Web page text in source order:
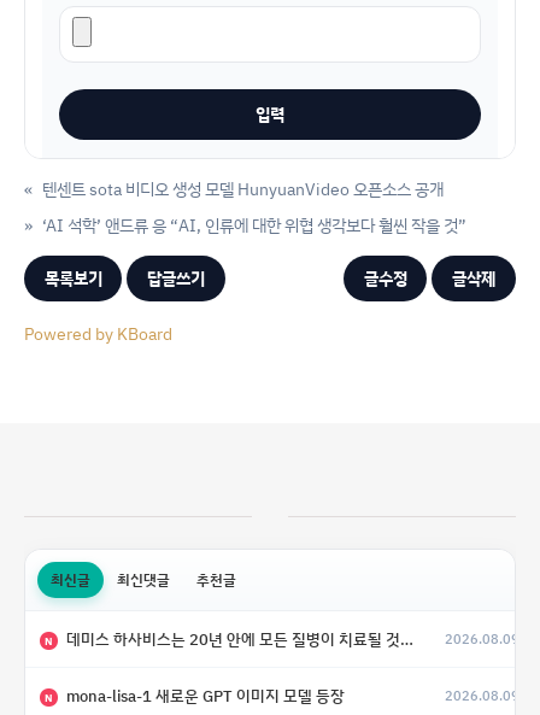
« 텐센트 sota 비디오 생성 모델 HunyuanVideo 오픈소스 공개
‘AI 석학’ 앤드류 응 “AI, 인류에 대한 위협 생각보다 훨씬 작을 것”
»
목록보기 답글쓰기 글수정 글삭제
Powered by KBoard
최신글 최신댓글 추천글
N 데미스 하사비스는 20년 안에 모든 질병이 치료될 것으로 예상한다. 2026.08.09
N mona-lisa-1 새로운 GPT 이미지 모델 등장 2026.08.09